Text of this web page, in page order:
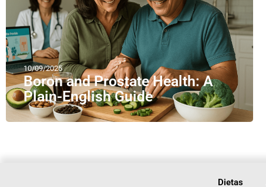
10/09/2025
Boron and Prostate Health: A
Plain-English Guide
Dietas